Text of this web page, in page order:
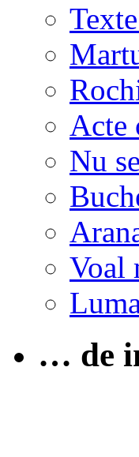
Acte
Nu
Voal
… de